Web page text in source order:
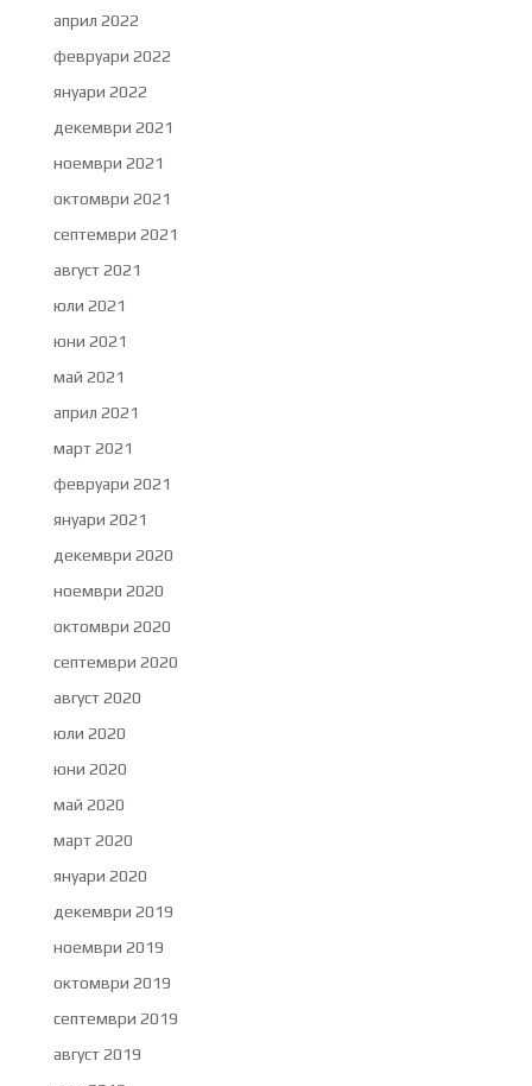
април 2022
февруари 2022
януари 2022
декември 2021
ноември 2021
октомври 2021
септември 2021
август 2021
юли 2021
юни 2021
май 2021
април 2021
март 2021
февруари 2021
януари 2021
декември 2020
ноември 2020
октомври 2020
септември 2020
август 2020
юли 2020
юни 2020
май 2020
март 2020
януари 2020
декември 2019
ноември 2019
октомври 2019
септември 2019
август 2019